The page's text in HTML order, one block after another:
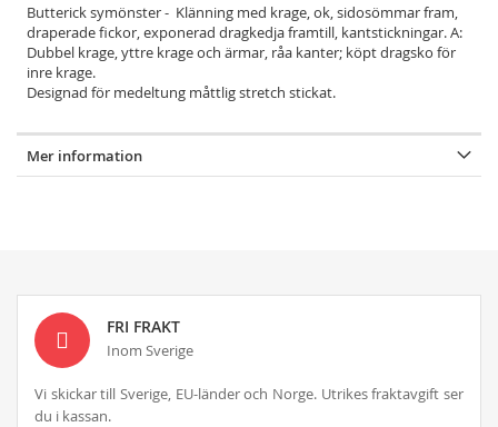
Butterick symönster - Klänning med krage, ok, sidosömmar fram,
draperade fickor, exponerad dragkedja framtill, kantstickningar. A:
Dubbel krage, yttre krage och ärmar, råa kanter; köpt dragsko för
inre krage.
Designad för medeltung måttlig stretch stickat.
Mer information
FRI FRAKT
Inom Sverige
Vi skickar till Sverige, EU-länder och Norge. Utrikes fraktavgift ser
du i kassan.